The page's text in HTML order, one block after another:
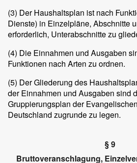
(3) Der Haushaltsplan ist nach
Dienste) in Einzelpläne, Abschnitte
erforderlich, Unterabschnitte zu
(4) Die Einnahmen und Ausgaben
Funktionen nach Arten zu ordnen.
(5) Der Gliederung des
der Einnahmen und Ausgaben sind
Gruppierungsplan der
Deutschland zugrunde zu legen.
§ 9
Bruttoveranschlagung,